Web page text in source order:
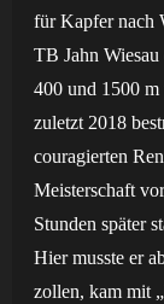
für Kapfer nach
TB Jahn
400 und 1500
zuletzt 2018
couragierten
Meisterschaft
Stunden später
Hier musste er
zollen, kam mit